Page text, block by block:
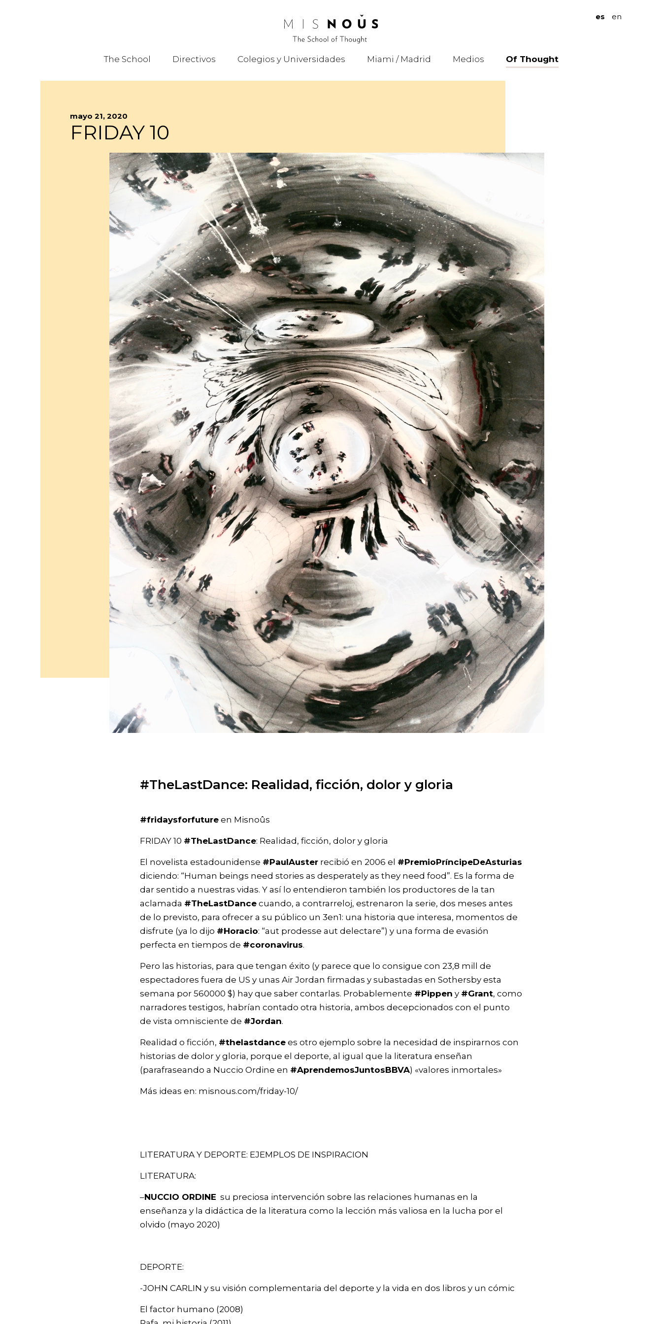
The School Directivos Colegios y Universidades Miami / Madrid Medios Of Thought
es en
mayo 21, 2020
FRIDAY 10
#TheLastDance: Realidad, ficción, dolor y gloria
#fridaysforfutureen Misnoûs
FRIDAY 10 #TheLastDance: Realidad, ficción, dolor y gloria
El novelista estadounidense #PaulAusterrecibió en 2006 el #PremioPríncipeDeAsturias
diciendo: “Human beings need stories as desperately as they need food”. Es la forma de
dar sentido a nuestras vidas. Y así lo entendieron también los productores de la tan
aclamada #TheLastDancecuando, a contrarreloj, estrenaron la serie, dos meses antes
de lo previsto, para ofrecer a su público un 3en1: una historia que interesa, momentos de
disfrute (ya lo dijo #Horacio: “aut prodesse aut delectare”) y una forma de evasión
perfecta en tiempos de #coronavirus.
Pero las historias, para que tengan éxito (y parece que lo consigue con 23,8 mill de
espectadores fuera de US y unas Air Jordan firmadas y subastadas en Sothersby esta
semana por 560000 $) hay que saber contarlas. Probablemente #Pippen y #Grant, como
narradores testigos, habrían contado otra historia, ambos decepcionados con el punto
de vista omnisciente de #Jordan.
Realidad o ficción, #thelastdancees otro ejemplo sobre la necesidad de inspirarnos con
historias de dolor y gloria, porque el deporte, al igual que la literatura enseñan
(parafraseando a Nuccio Ordine en #AprendemosJuntosBBVA) «valores inmortales»
Más ideas en: misnous.com/friday-10/
LITERATURA Y DEPORTE: EJEMPLOS DE INSPIRACION
LITERATURA:
–NUCCIO ORDINE su preciosa intervención sobre las relaciones humanas en la
enseñanza y la didáctica de la literatura como la lección más valiosa en la lucha por el
olvido (mayo 2020)
DEPORTE:
-JOHN CARLIN y su visión complementaria del deporte y la vida en dos libros y un cómic
El factor humano (2008)